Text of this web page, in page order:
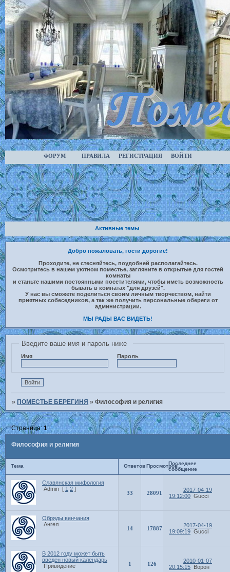
ФОРУМ ПРАВИЛА РЕГИСТРАЦИЯ ВОЙТИ
Активные темы
Добро пожаловать, гости дорогие!
Проходите, не стесняйтесь, поудобней располагайтесь.
Осмотритесь в нашем уютном поместье, загляните в открытые для гостей
комнаты
и станьте нашими постоянными посетителями, чтобы иметь возможность
бывать в комнатах "для друзей".
У нас вы сможете поделиться своим личным творчеством, найти
приятных собеседников, а так же получить персональные обереги от
администрации.
МЫ РАДЫ ВАС ВИДЕТЬ!
Введите ваше имя и пароль ниже
Имя Пароль
»ПОМЕСТЬЕ БЕРЕГИНЯ »Философия и религия
Философия и религия
Страница:1
Тема Ответов ПросмотровПоследнее
сообщение
Славянская мифология
Admin [ 1 2 ]
33 28091
2017-04-19
19:12:00 Gucci
Обряды венчания
Ангел
14 17887
2017-04-19
19:09:19 Gucci
В 2012 году может быть
введен новый календарь
Привидение
1 126
2010-01-07
20:15:15
Ворон